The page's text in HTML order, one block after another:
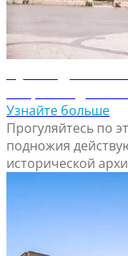
Узнайте больше
Прогуляйтесь по
подножия
исторической